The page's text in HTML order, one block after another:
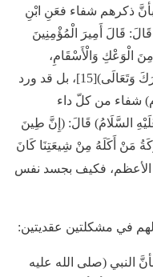
بأنَّ ذكرهم شفاء فعَنِ ابْنِ
قَالَ أَمِيرَ الْمُؤْمِنِينَ
الْوَعْكِ وَالْأَسْقَامِ،
وَوَسْوَاسِ الرَّيْبِ‏، وَحُبُّنَا رِضَى الرَّبِّ تَبَارَكَ وَتَعَالَى)[15]، بل قد ورد
شفاء من كلّ داء
السَّلَامُ) قَالَ: (إِنَّ طِينَ
مَنْ أَكَلَهُ مِنْ شِيعَتِنَا كَانَ
الأعظم، فكيف بجسد نفس
لهم في مشكلتين عقديتين:
النبي (صلى الله عليه